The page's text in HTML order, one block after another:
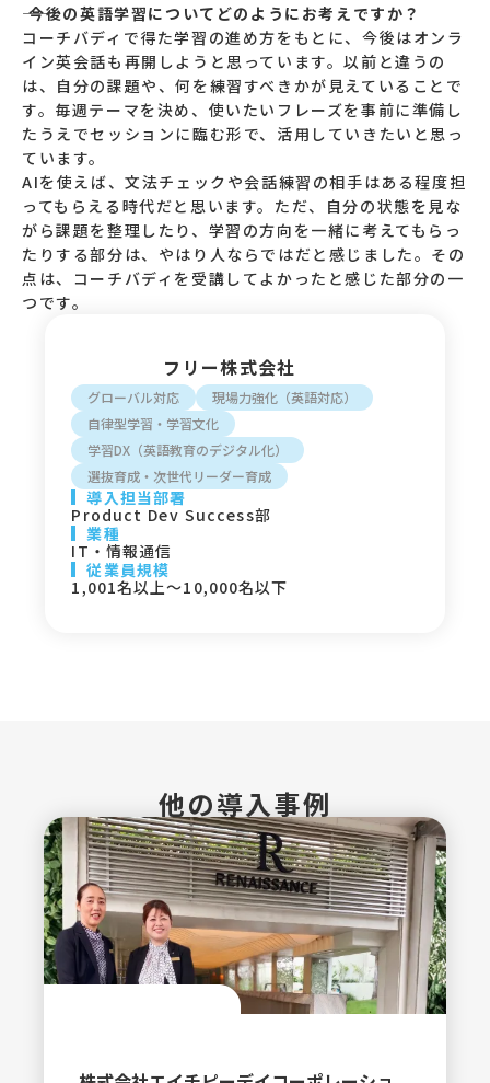
―― 今後の英語学習についてどのようにお考えですか？
コーチバディで得た学習の進め方をもとに、今後はオンラ
イン英会話も再開しようと思っています。以前と違うの
は、自分の課題や、何を練習すべきかが見えていることで
す。毎週テーマを決め、使いたいフレーズを事前に準備し
たうえでセッションに臨む形で、活用していきたいと思っ
ています。
AIを使えば、文法チェックや会話練習の相手はある程度担
ってもらえる時代だと思います。ただ、自分の状態を見な
がら課題を整理したり、学習の方向を一緒に考えてもらっ
たりする部分は、やはり人ならではだと感じました。その
点は、コーチバディを受講してよかったと感じた部分の一
つです。
フリー株式会社
グローバル対応
現場力強化（英語対応）
自律型学習・学習文化
学習DX（英語教育のデジタル化）
選抜育成・次世代リーダー育成
導入担当部署
Product Dev Success部
業種
IT・情報通信
従業員規模
1,001名以上〜10,000名以下
他の導入事例